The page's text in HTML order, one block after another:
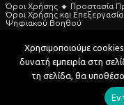
Όροι Χρήσης
Προστασία
Όροι Xρήσης και
Ψηφιακού Βοηθού
Τηλεφωνικός Κατάλογος
Developed by
Χρησιμοποιούμε
δυνατή εμπειρία στη
τη σελίδα, θα